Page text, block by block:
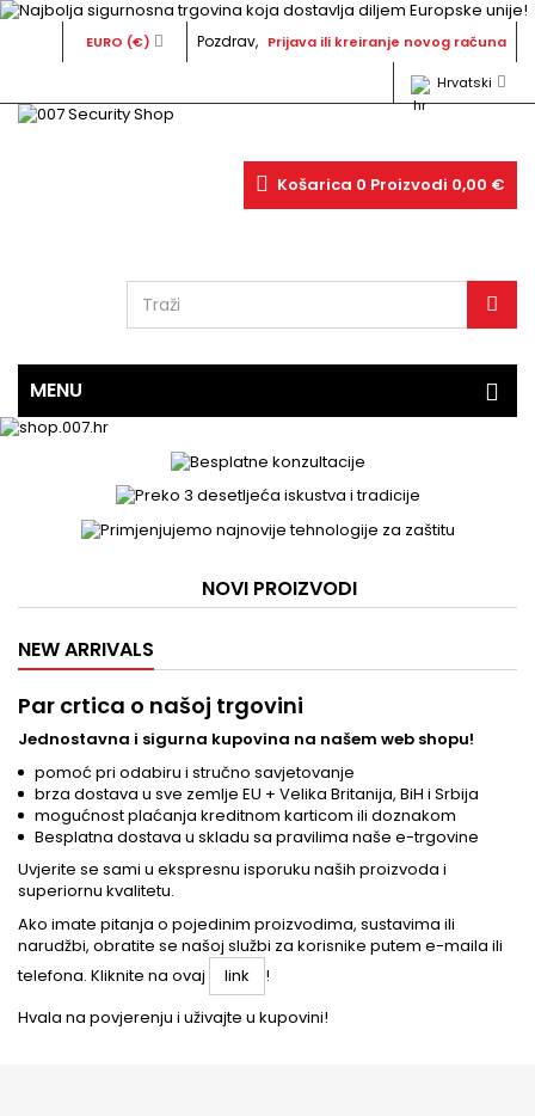
Pozdrav, Prijava ili kreiranje novog računa
EURO (€)
Hrvatski
Košarica 0 Proizvodi 0,00 €
MENU
NOVI PROIZVODI
NEW ARRIVALS
Par crtica o našoj trgovini
Jednostavna i sigurna kupovina na našem web shopu!
pomoć pri odabiru i stručno savjetovanje
brza dostava u sve zemlje EU + Velika Britanija, BiH i Srbija
mogućnost plaćanja kreditnom karticom ili doznakom
Besplatna dostava u skladu sa pravilima naše e-trgovine
Uvjerite se sami u ekspresnu isporuku naših proizvoda i
superiornu kvalitetu.
Ako imate pitanja o pojedinim proizvodima, sustavima ili
narudžbi, obratite se našoj službi za korisnike putem e-maila ili
telefona. Kliknite na ovaj
link
!
Hvala na povjerenju i uživajte u kupovini!